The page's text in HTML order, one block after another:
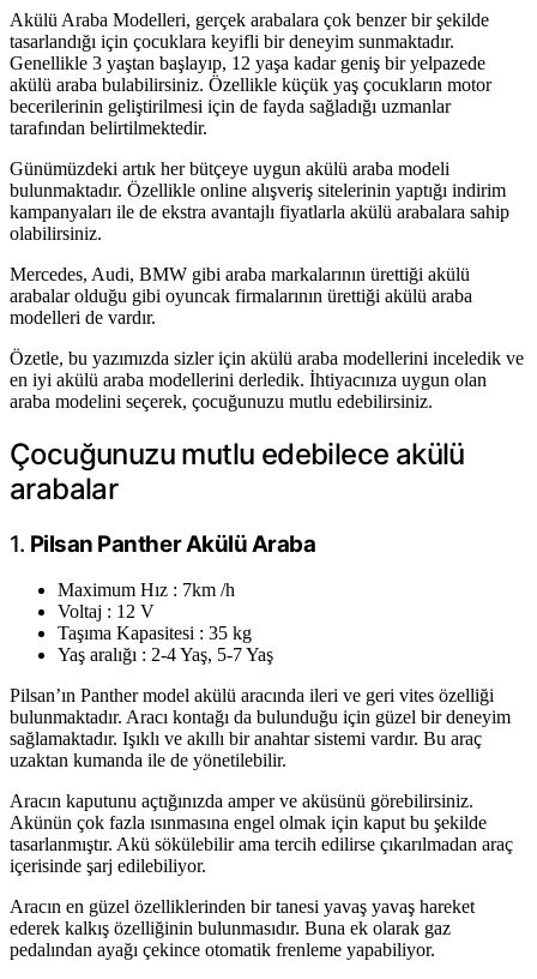
Akülü Araba Modelleri, gerçek arabalara çok benzer bir şekilde
tasarlandığı için çocuklara keyifli bir deneyim sunmaktadır.
Genellikle 3 yaştan başlayıp, 12 yaşa kadar geniş bir yelpazede
akülü araba bulabilirsiniz. Özellikle küçük yaş çocukların motor
becerilerinin geliştirilmesi için de fayda sağladığı uzmanlar
tarafından belirtilmektedir.
Günümüzdeki artık her bütçeye uygun akülü araba modeli
bulunmaktadır. Özellikle online alışveriş sitelerinin yaptığı indirim
kampanyaları ile de ekstra avantajlı fiyatlarla akülü arabalara sahip
olabilirsiniz.
Mercedes, Audi, BMW gibi araba markalarının ürettiği akülü
arabalar olduğu gibi oyuncak firmalarının ürettiği akülü araba
modelleri de vardır.
Özetle, bu yazımızda sizler için akülü araba modellerini inceledik ve
en iyi akülü araba modellerini derledik. İhtiyacınıza uygun olan
araba modelini seçerek, çocuğunuzu mutlu edebilirsiniz.
Çocuğunuzu mutlu edebilece akülü
arabalar
1. Pilsan Panther Akülü Araba
Maximum Hız : 7km /h
Voltaj : 12 V
Taşıma Kapasitesi : 35 kg
Yaş aralığı : 2-4 Yaş, 5-7 Yaş
Pilsan’ın Panther model akülü aracında ileri ve geri vites özelliği
bulunmaktadır. Aracı kontağı da bulunduğu için güzel bir deneyim
sağlamaktadır. Işıklı ve akıllı bir anahtar sistemi vardır. Bu araç
uzaktan kumanda ile de yönetilebilir.
Aracın kaputunu açtığınızda amper ve aküsünü görebilirsiniz.
Akünün çok fazla ısınmasına engel olmak için kaput bu şekilde
tasarlanmıştır. Akü sökülebilir ama tercih edilirse çıkarılmadan araç
içerisinde şarj edilebiliyor.
Aracın en güzel özelliklerinden bir tanesi yavaş yavaş hareket
ederek kalkış özelliğinin bulunmasıdır. Buna ek olarak gaz
pedalından ayağı çekince otomatik frenleme yapabiliyor.